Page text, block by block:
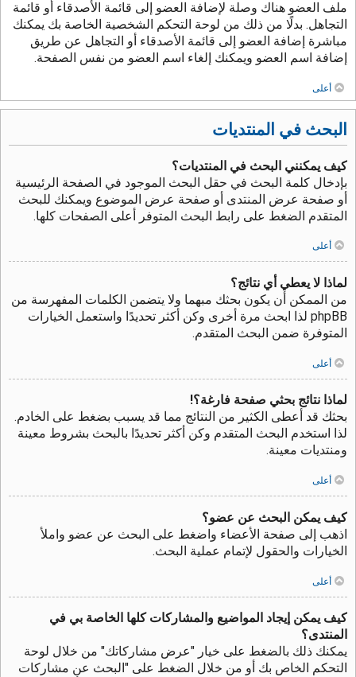
ملف العضو هناك وصلة لإضافة العضو إلى قائمة الأصدقاء أو قائمة
التجاهل. بدلًا من ذلك من لوحة التحكم الشخصية الخاصة بك يمكنك
مباشرة إضافة العضو إلى قائمة الأصدقاء أو التجاهل عن طريق
إضافة اسم العضو ويمكنك إلغاء اسم العضو من نفس الصفحة.
أعلى
البحث في المنتديات
كيف يمكنني البحث في المنتديات؟
بإدخال كلمة البحث في حقل البحث الموجود في الصفحة الرئيسية
أو صفحة عرض المنتدى أو صفحة عرض الموضوع ويمكنك للبحث
المتقدم الضغط على رابط البحث المتوفر أعلى الصفحات كلها.
أعلى
لماذا لا يعطي أي نتائج؟
من الممكن أن يكون بحثك مبهما ولا يتضمن الكلمات المفهرسة من
phpBB لذا ابحث مرة أخرى وكن أكثر تحديدًا واستعمل الخيارات
المتوفرة ضمن البحث المتقدم.
أعلى
لماذا نتائج بحثي صفحة فارغة؟!
بحثك قد أعطى الكثير من النتائج مما قد يسبب بضغط على الخادم.
لذا استخدم البحث المتقدم وكن أكثر تحديدًا بالبحث بشروط معينة
ومنتديات معينة.
أعلى
كيف يمكن البحث عن عضو؟
اذهب إلى صفحة الأعضاء واضغط على البحث عن عضو واملأ
الخيارات والحقول لإتمام عملية البحث.
أعلى
كيف يمكن إيجاد المواضيع والمشاركات كلها الخاصة بي في
المنتدى؟
يمكنك ذلك بالضغط على خيار "عرض مشاركاتك" من خلال لوحة
التحكم الخاص بك أو من خلال الضغط على "البحث عن مشاركات